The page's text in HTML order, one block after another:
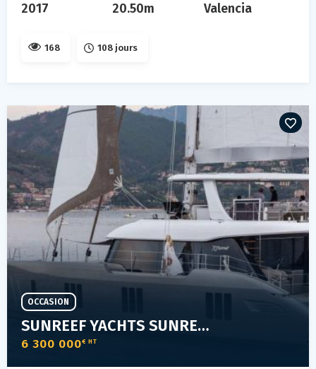
2017 20.50m Valencia
168 108 jours
SUNREEF YACHTS SUNREEF 70
6 300 000€ HT
OCCASION